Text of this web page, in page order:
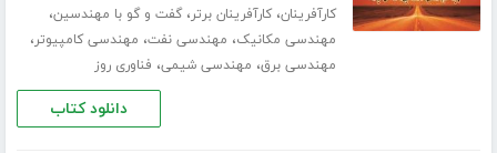
کارآفرینان،کارآفرینان برتر،گفت و گو با مهندسین،
مهندسی مکانیک، مهندسی نفت، مهندسی کامپیوتر،
مهندسی برق، مهندسی شیمی، فناوری روز
دانلود کتاب